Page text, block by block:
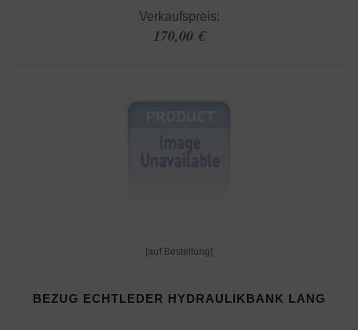
Verkaufspreis:
170,00 €
[auf Bestellung]
BEZUG ECHTLEDER HYDRAULIKBANK LANG